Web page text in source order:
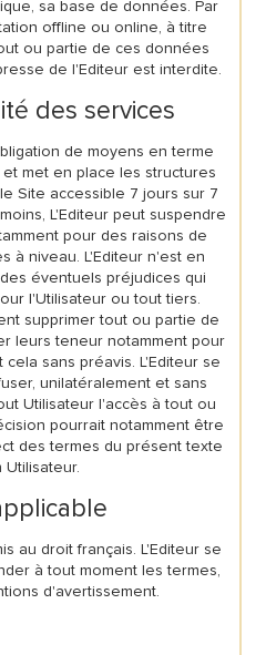
sa base de données. Par
offline ou online, à titre
ou partie de ces données
de l'Editeur est interdite.
des services
de moyens en terme
met en place les structures
Site accessible 7 jours sur 7
L'Editeur peut suspendre
pour des raisons de
à niveau. L'Editeur n'est en
éventuels préjudices qui
l'Utilisateur ou tout tiers.
supprimer tout ou partie de
leurs teneur notamment pour
sans préavis. L'Editeur se
unilatéralement et sans
Utilisateur l'accès à tout ou
pourrait notamment être
des termes du présent texte
Utilisateur.
au droit français. L'Editeur se
à tout moment les termes,
d'avertissement.